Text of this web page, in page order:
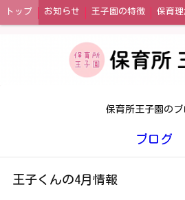
トップ お知らせ 王子園の特徴 保育理
園内の風景 年間イベント
保育所王子園のブ
ブログ
王子くんの4月情報